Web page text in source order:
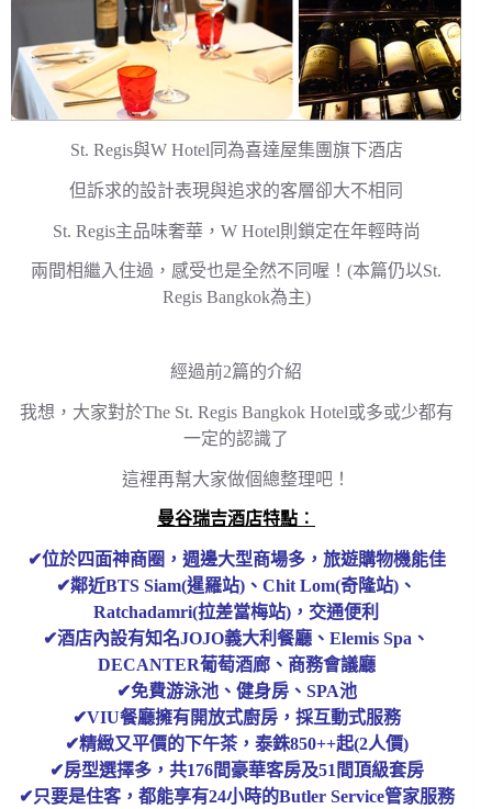
St. Regis與W Hotel同為喜達屋集團旗下酒店
但訴求的設計表現與追求的客層卻大不相同
St. Regis主品味奢華，W Hotel則鎖定在年輕時尚
兩間相繼入住過，感受也是全然不同喔！(本篇仍以St.
Regis Bangkok為主)
經過前2篇的介紹
我想，大家對於The St. Regis Bangkok Hotel或多或少都有
一定的認識了
這裡再幫大家做個總整理吧！
曼谷瑞吉酒店特點︰
✔位於四面神商圈，週邊大型商場多，旅遊購物機能佳
✔鄰近BTS Siam(暹羅站)、Chit Lom(奇隆站)、
Ratchadamri(拉差當梅站)，交通便利
✔酒店內設有知名JOJO義大利餐廳、Elemis Spa、
DECANTER葡萄酒廊、商務會議廳
✔免費游泳池、健身房、SPA池
✔VIU餐廳擁有開放式廚房，採互動式服務
✔精緻又平價的下午茶，泰銖850++起(2人價)
✔房型選擇多，共176間豪華客房及51間頂級套房
✔只要是住客，都能享有24小時的Butler Service管家服務